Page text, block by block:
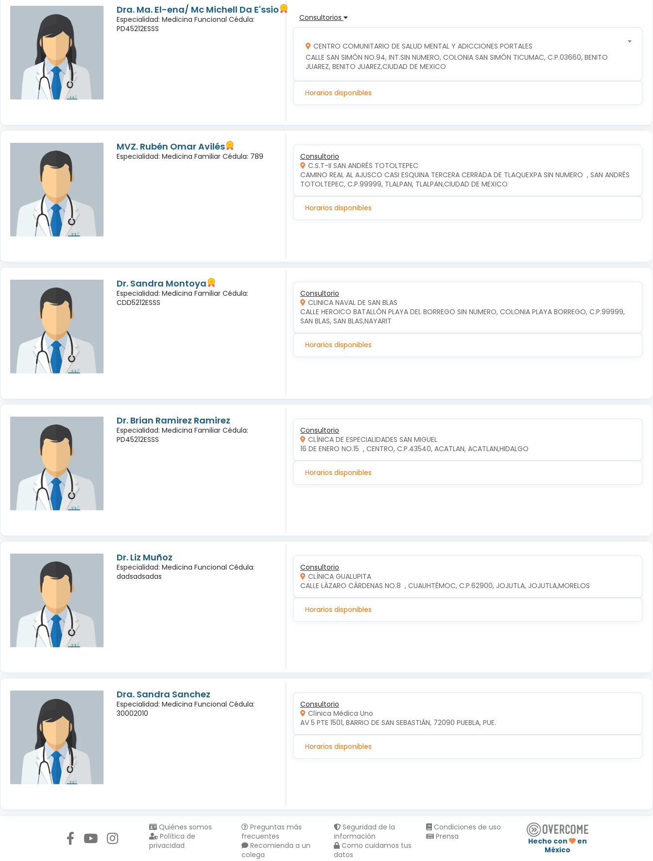
Dra. Ma. El-ena/ Mc Michell Da E'ssio
Especialidad: Medicina Funcional Cédula:
PD45212ESSS
Consultorios
CENTRO COMUNITARIO DE SALUD MENTAL Y ADICCIONES PORTALES
CALLE SAN SIMÓN NO.94, INT.SIN NUMERO, COLONIA SAN SIMÓN TICUMAC, C.P.03660, BENITO
JUAREZ, BENITO JUAREZ,CIUDAD DE MEXICO
Horarios disponibles
MVZ. Rubén Omar Avilés
Especialidad: Medicina Familiar Cédula: 789
Consultorio
C.S.T-II SAN ANDRÉS TOTOLTEPEC
CAMINO REAL AL AJUSCO CASI ESQUINA TERCERA CERRADA DE TLAQUEXPA SIN NUMERO  , SAN ANDRÉS
TOTOLTEPEC, C.P.99999, TLALPAN, TLALPAN,CIUDAD DE MEXICO
Horarios disponibles
Dr. Sandra Montoya
Especialidad: Medicina Familiar Cédula:
CDD5212ESSS
Consultorio
CLINICA NAVAL DE SAN BLAS
CALLE HEROICO BATALLÓN PLAYA DEL BORREGO SIN NUMERO, COLONIA PLAYA BORREGO, C.P.99999,
SAN BLAS, SAN BLAS,NAYARIT
Horarios disponibles
Dr. Brian Ramirez Ramirez
Especialidad: Medicina Familiar Cédula:
PD45212ESSS
Consultorio
CLÍNICA DE ESPECIALIDADES SAN MIGUEL
16 DE ENERO NO.15  , CENTRO, C.P.43540, ACATLAN, ACATLAN,HIDALGO
Horarios disponibles
Dr. Liz Muñoz
Especialidad: Medicina Funcional Cédula:
dadsadsadas
Consultorio
CLÍNICA GUALUPITA
CALLE LÁZARO CÁRDENAS NO.8  , CUAUHTÉMOC, C.P.62900, JOJUTLA, JOJUTLA,MORELOS
Horarios disponibles
Dra. Sandra Sanchez
Especialidad: Medicina Funcional Cédula:
30002010
Consultorio
Clínica Médica Uno
AV 5 PTE 1501, BARRIO DE SAN SEBASTIÁN, 72090 PUEBLA, PUE.
Horarios disponibles
Quiénes somos
Política de
privacidad
Preguntas más
frecuentes
Recomienda a un
colega
Seguridad de la
información
Como cuidamos tus
datos
Condiciones de uso
Prensa
Hecho con
en
México